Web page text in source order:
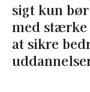
sigt kun
med stærke
at sikre